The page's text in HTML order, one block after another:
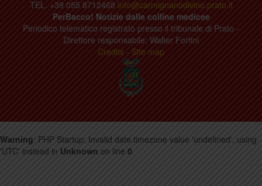
TEL. +39 055 8712468 info@carmignanodivino.prato.it
PerBacco! Notizie dalle colline medicee
Periodico telematico registrato presso il tribunale di Prato -
Direttore responsabile: Walter Fortini
Credits - Site map
Warning: PHP Startup: Invalid date.timezone value 'undefined', using
'UTC' instead in Unknown on line 0